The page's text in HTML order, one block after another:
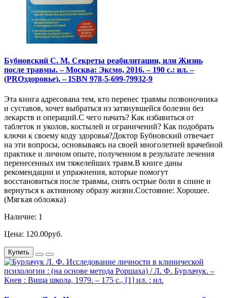
Бубновский С. М. Секреты реабилитации, или Жизнь
после травмы. – Москва: Эксмо, 2016. – 190 с.: ил. –
(PROздоровье). – ISBN 978-5-699-79932-9
Эта книга адресована тем, кто перенес травмы позвоночника
и суставов, хочет выбраться из затянувшейся болезни без
лекарств и операций.С чего начать? Как избавиться от
таблеток и уколов, костылей и ограничений? Как подобрать
ключи к своему коду здоровья?Доктор Бубновский отвечает
на эти вопросы, основываясь на своей многолетней врачебной
практике и личном опыте, полученном в результате лечения
перенесенных им тяжелейших травм.В книге даны
рекомендации и упражнения, которые помогут
восстановиться после травмы, снять острые боли в спине и
вернуться к активному образу жизни.Состояние: Хорошее.
(Мягкая обложка)
Наличие: 1
Цена: 120.00руб.
Купить